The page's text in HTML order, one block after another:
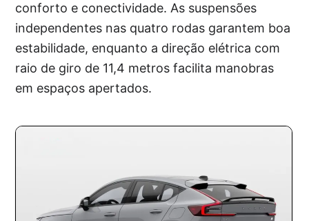
conforto e conectividade. As suspensões
independentes nas quatro rodas garantem boa
estabilidade, enquanto a direção elétrica com
raio de giro de 11,4 metros facilita manobras
em espaços apertados.